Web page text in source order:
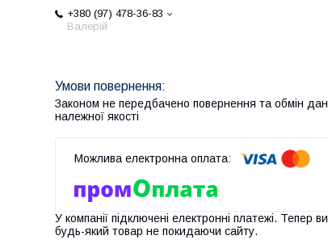
+380 (97) 478-36-83
Валерій
Законом не передбачено повернення та обмін
належної якості
У компанії підключені електронні платежі. Тепер
будь-який товар не покидаючи сайту.